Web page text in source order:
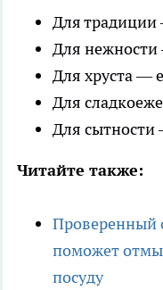
Для традиции
Для нежности
Для хруста —
Для
Для
Читайте также:
Проверенный
поможет
посуду